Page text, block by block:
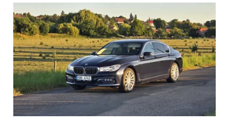
Polovina
prověřovaných
ojetin
měla
nehodu.
Nejhůř
dopadly
značky
BMW,
Hyundai
a
Tesla